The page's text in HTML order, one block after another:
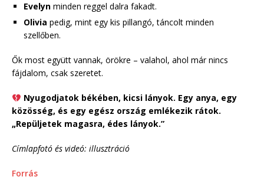
Evelyn minden reggel dalra fakadt.
Olivia pedig, mint egy kis pillangó, táncolt minden
szellőben.
Ők most együtt vannak, örökre – valahol, ahol már nincs
fájdalom, csak szeretet.
Nyugodjatok békében, kicsi lányok. Egy anya, egy
közösség, és egy egész ország emlékezik rátok.
„Repüljetek magasra, édes lányok.”
Címlapfotó és videó: illusztráció
Forrás